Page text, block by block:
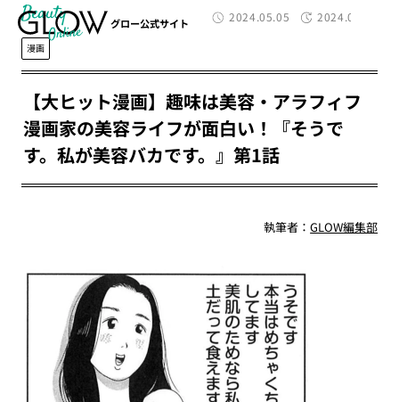
グロー公式サイト 2024.05.05 2024.09.10
Beauty
漫画
【大ヒット漫画】趣味は美容・アラフィフ
漫画家の美容ライフが面白い！『そうで
す。私が美容バカです。』第1話
執筆者：GLOW編集部